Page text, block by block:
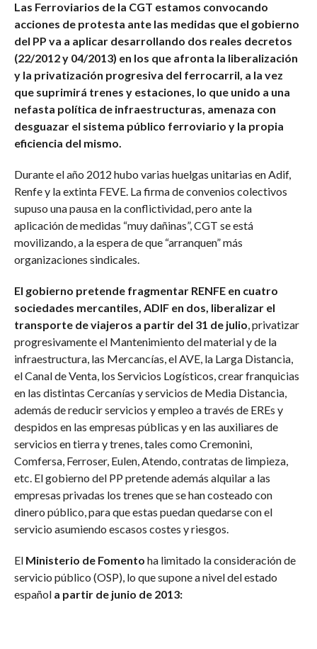
Las Ferroviarios de la CGT estamos convocando
acciones de protesta ante las medidas que el gobierno
del PP va a aplicar desarrollando dos reales decretos
(22/2012 y 04/2013) en los que afronta la liberalización
y la privatización progresiva del ferrocarril, a la vez
que suprimirá trenes y estaciones, lo que unido a una
nefasta política de infraestructuras, amenaza con
desguazar el sistema público ferroviario y la propia
eficiencia del mismo.
Durante el año 2012 hubo varias huelgas unitarias en Adif,
Renfe y la extinta FEVE. La firma de convenios colectivos
supuso una pausa en la conflictividad, pero ante la
aplicación de medidas “muy dañinas”, CGT se está
movilizando, a la espera de que “arranquen” más
organizaciones sindicales.
El gobierno pretende fragmentar RENFE en cuatro
sociedades mercantiles, ADIF en dos, liberalizar el
transporte de viajeros a partir del 31 de julio, privatizar
progresivamente el Mantenimiento del material y de la
infraestructura, las Mercancías, el AVE, la Larga Distancia,
el Canal de Venta, los Servicios Logísticos, crear franquicias
en las distintas Cercanías y servicios de Media Distancia,
además de reducir servicios y empleo a través de EREs y
despidos en las empresas públicas y en las auxiliares de
servicios en tierra y trenes, tales como Cremonini,
Comfersa, Ferroser, Eulen, Atendo, contratas de limpieza,
etc. El gobierno del PP pretende además alquilar a las
empresas privadas los trenes que se han costeado con
dinero público, para que estas puedan quedarse con el
servicio asumiendo escasos costes y riesgos.
El Ministerio de Fomento ha limitado la consideración de
servicio público (OSP), lo que supone a nivel del estado
español a partir de junio de 2013: